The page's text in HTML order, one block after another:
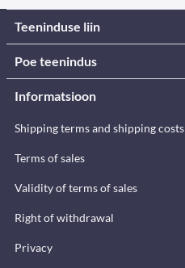
Teeninduse liin
Poe teenindus
Informatsioon
Shipping terms and shipping costs
Terms of sales
Validity of terms of sales
Right of withdrawal
Privacy